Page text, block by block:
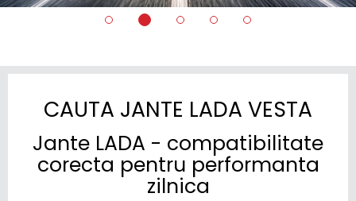
CAUTA JANTE LADA VESTA
Jante LADA - compatibilitate
corecta pentru performanta
zilnica